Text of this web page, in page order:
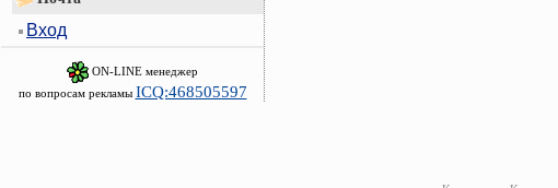
Вход
ON-LINE менеджер
по вопросам рекламы ICQ:468505597